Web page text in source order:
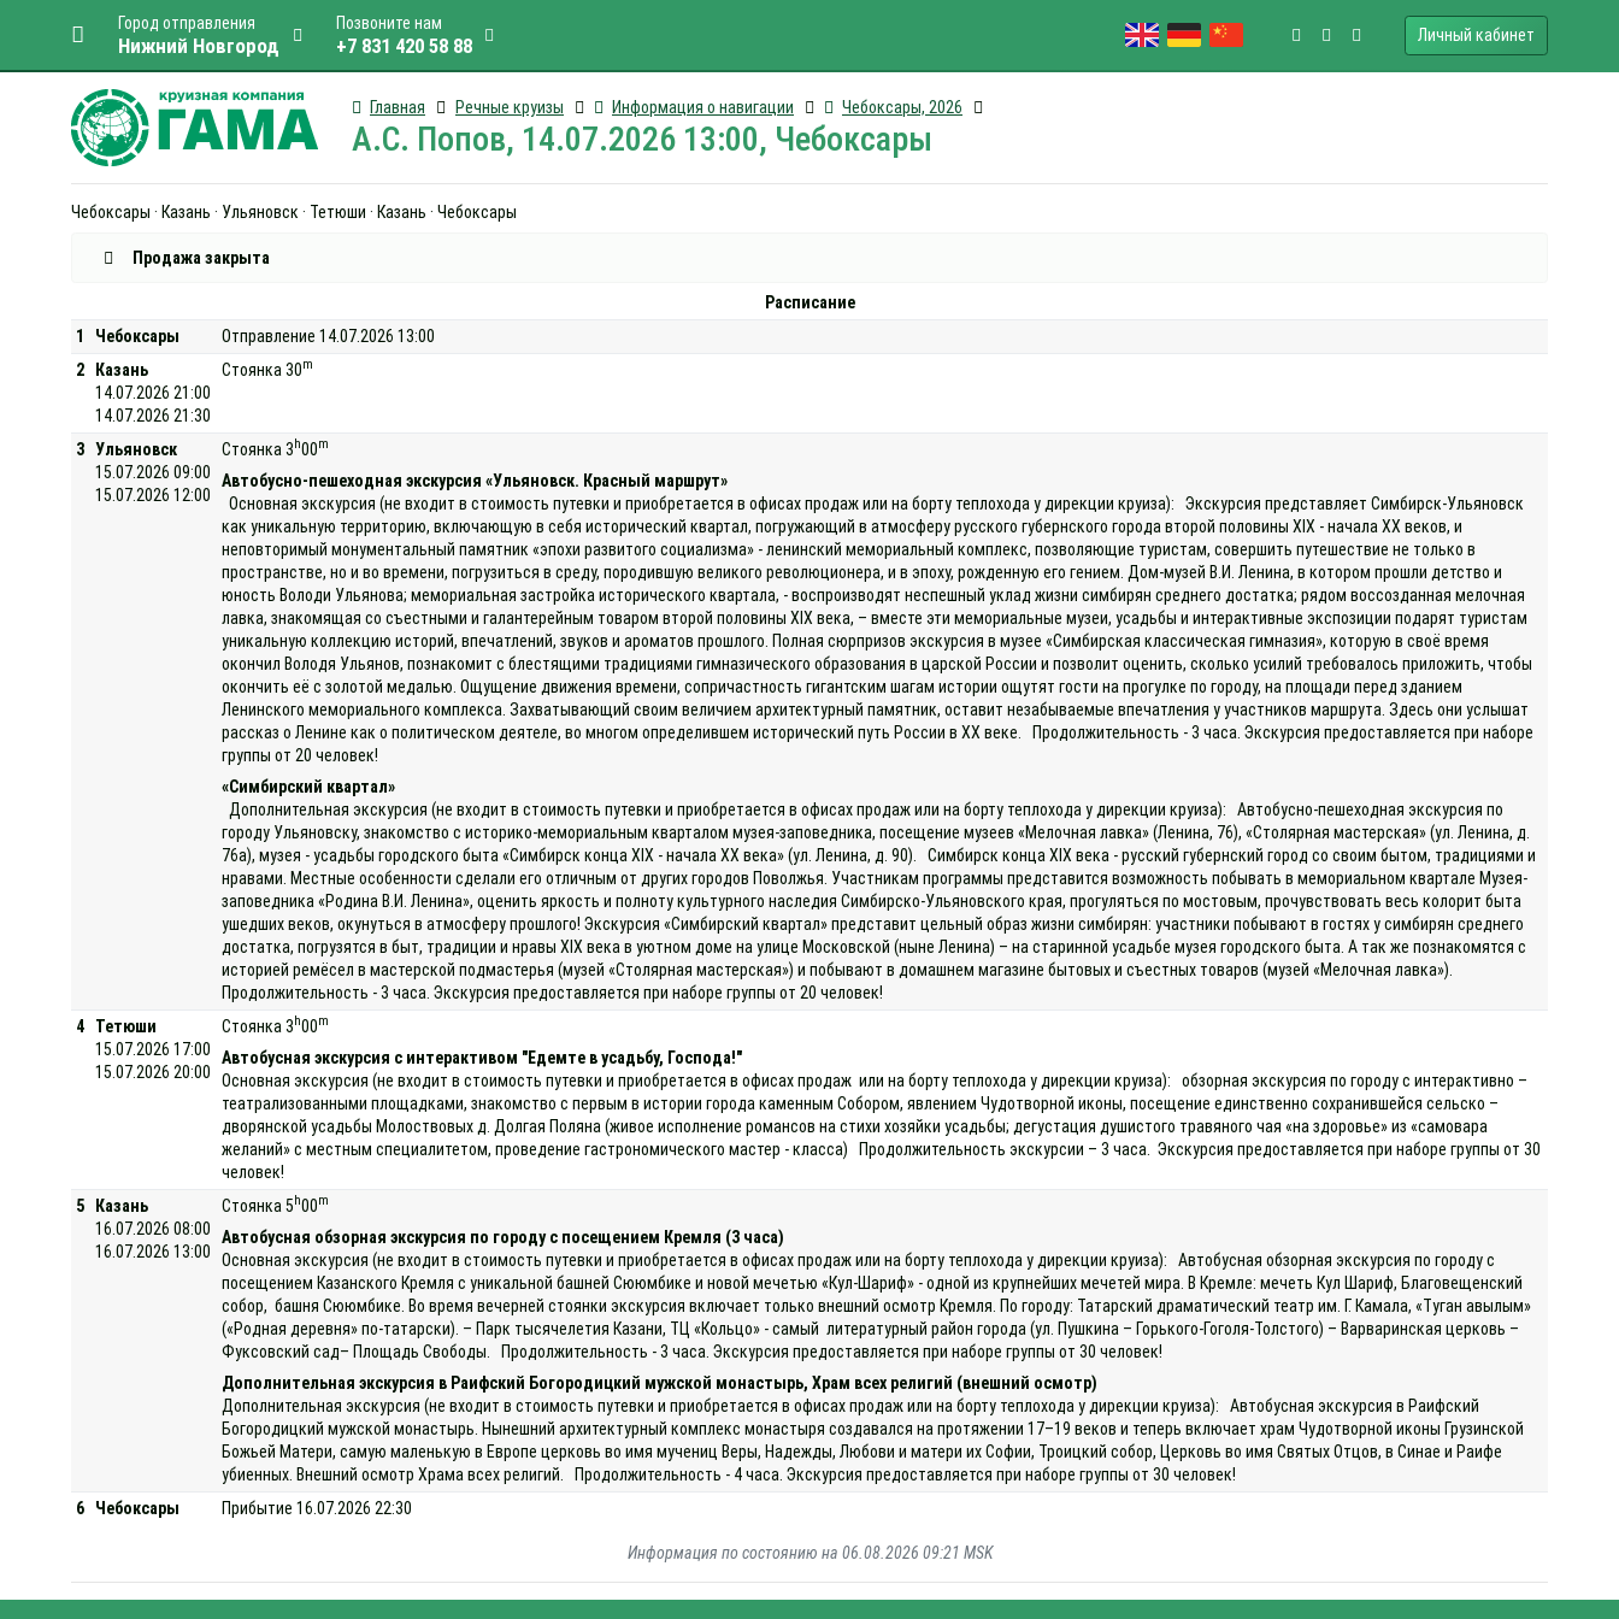
Город отправления
Нижний Новгород
Позвоните нам
+7 831 420 58 88 Личный кабинет
Главная Речные круизы Информация о навигации Чебоксары, 2026
А.С. Попов, 14.07.2026 13:00, Чебоксары
Чебоксары · Казань · Ульяновск · Тетюши · Казань · Чебоксары
Продажа закрыта
Расписание
1
Чебоксары
Отправление 14.07.2026 13:00
2
Казань
14.07.2026 21:00
14.07.2026 21:30
Стоянка 30m
3 Ульяновск
15.07.2026 09:00
15.07.2026 12:00
Стоянка 3 h00m
Автобусно-пешеходная экскурсия «Ульяновск. Красный маршрут»
Основная экскурсия (не входит в стоимость путевки и приобретается в офисах продаж или на борту теплохода у дирекции круиза): Экскурсия представляет Симбирск-Ульяновск
как уникальную территорию, включающую в себя исторический квартал, погружающий в атмосферу русского губернского города второй половины XIX - начала XX веков, и
неповторимый монументальный памятник «эпохи развитого социализма» - ленинский мемориальный комплекс, позволяющие туристам, совершить путешествие не только в
пространстве, но и во времени, погрузиться в среду, породившую великого революционера, и в эпоху, рожденную его гением. Дом-музей В.И. Ленина, в котором прошли детство и
юность Володи Ульянова; мемориальная застройка исторического квартала, - воспроизводят неспешный уклад жизни симбирян среднего достатка; рядом воссозданная мелочная
лавка, знакомящая со съестными и галантерейным товаром второй половины XIX века, – вместе эти мемориальные музеи, усадьбы и интерактивные экспозиции подарят туристам
уникальную коллекцию историй, впечатлений, звуков и ароматов прошлого. Полная сюрпризов экскурсия в музее «Симбирская классическая гимназия», которую в своё время
окончил Володя Ульянов, познакомит с блестящими традициями гимназического образования в царской России и позволит оценить, сколько усилий требовалось приложить, чтобы
окончить её с золотой медалью. Ощущение движения времени, сопричастность гигантским шагам истории ощутят гости на прогулке по городу, на площади перед зданием
Ленинского мемориального комплекса. Захватывающий своим величием архитектурный памятник, оставит незабываемые впечатления у участников маршрута. Здесь они услышат
рассказ о Ленине как о политическом деятеле, во многом определившем исторический путь России в XX веке. Продолжительность - 3 часа. Экскурсия предоставляется при наборе
группы от 20 человек!
«Симбирский квартал»
Дополнительная экскурсия (не входит в стоимость путевки и приобретается в офисах продаж или на борту теплохода у дирекции круиза): Автобусно-пешеходная экскурсия по
городу Ульяновску, знакомство с историко-мемориальным кварталом музея-заповедника, посещение музеев «Мелочная лавка» (Ленина, 76), «Столярная мастерская» (ул. Ленина, д.
76а), музея - усадьбы городского быта «Симбирск конца ХIХ - начала ХХ века» (ул. Ленина, д. 90). Симбирск конца XIX века - русский губернский город со своим бытом, традициями и
нравами. Местные особенности сделали его отличным от других городов Поволжья. Участникам программы представится возможность побывать в мемориальном квартале Музея-
заповедника «Родина В.И. Ленина», оценить яркость и полноту культурного наследия Симбирско-Ульяновского края, прогуляться по мостовым, прочувствовать весь колорит быта
ушедших веков, окунуться в атмосферу прошлого! Экскурсия «Симбирский квартал» представит цельный образ жизни симбирян: участники побывают в гостях у симбирян среднего
достатка, погрузятся в быт, традиции и нравы XIX века в уютном доме на улице Московской (ныне Ленина) – на старинной усадьбе музея городского быта. А так же познакомятся с
историей ремёсел в мастерской подмастерья (музей «Столярная мастерская») и побывают в домашнем магазине бытовых и съестных товаров (музей «Мелочная лавка»).
Продолжительность - 3 часа. Экскурсия предоставляется при наборе группы от 20 человек!
4
Тетюши
15.07.2026 17:00
15.07.2026 20:00
Стоянка 3 h00m
Автобусная экскурсия с интерактивом "Едемте в усадьбу, Господа!"
Основная экскурсия (не входит в стоимость путевки и приобретается в офисах продаж или на борту теплохода у дирекции круиза): обзорная экскурсия по городу с интерактивно –
театрализованными площадками, знакомство с первым в истории города каменным Собором, явлением Чудотворной иконы, посещение единственно сохранившейся сельско –
дворянской усадьбы Молоствовых д. Долгая Поляна (живое исполнение романсов на стихи хозяйки усадьбы; дегустация душистого травяного чая «на здоровье» из «самовара
желаний» с местным специалитетом, проведение гастрономического мастер - класса) Продолжительность экскурсии – 3 часа. Экскурсия предоставляется при наборе группы от 30
человек!
5
Казань
16.07.2026 08:00
16.07.2026 13:00
Стоянка 5 h00m
Автобусная обзорная экскурсия по городу с посещением Кремля (3 часа)
Основная экскурсия (не входит в стоимость путевки и приобретается в офисах продаж или на борту теплохода у дирекции круиза): Автобусная обзорная экскурсия по городу с
посещением Казанского Кремля с уникальной башней Сююмбике и новой мечетью «Кул-Шариф» - одной из крупнейших мечетей мира. В Кремле: мечеть Кул Шариф, Благовещенский
собор, башня Сююмбике. Во время вечерней стоянки экскурсия включает только внешний осмотр Кремля. По городу: Татарский драматический театр им. Г. Камала, «Туган авылым»
(«Родная деревня» по-татарски). – Парк тысячелетия Казани, ТЦ «Кольцо» - самый литературный район города (ул. Пушкина – Горького-Гоголя-Толстого) – Варваринская церковь –
Фуксовский сад– Площадь Свободы. Продолжительность - 3 часа. Экскурсия предоставляется при наборе группы от 30 человек!
Дополнительная экскурсия в Раифский Богородицкий мужской монастырь, Храм всех религий (внешний осмотр)
Дополнительная экскурсия (не входит в стоимость путевки и приобретается в офисах продаж или на борту теплохода у дирекции круиза): Автобусная экскурсия в Раифский
Богородицкий мужской монастырь. Нынешний архитектурный комплекс монастыря создавался на протяжении 17–19 веков и теперь включает храм Чудотворной иконы Грузинской
Божьей Матери, самую маленькую в Европе церковь во имя мучениц Веры, Надежды, Любови и матери их Софии, Троицкий собор, Церковь во имя Святых Отцов, в Синае и Раифе
убиенных. Внешний осмотр Храма всех религий. Продолжительность - 4 часа. Экскурсия предоставляется при наборе группы от 30 человек!
6
Чебоксары Прибытие 16.07.2026 22:30
Информация по состоянию на 06.08.2026 09:21 MSK